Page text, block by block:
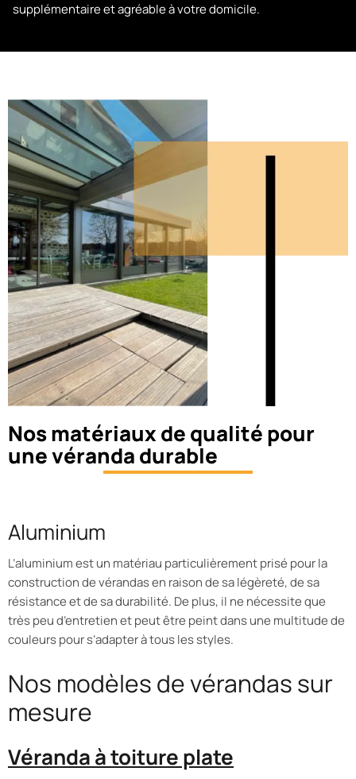
supplémentaire et agréable à votre domicile.
Nos matériaux de qualité pour
une véranda durable
Aluminium
L’aluminium est un matériau particulièrement prisé pour la
construction de vérandas en raison de sa légèreté, de sa
résistance et de sa durabilité. De plus, il ne nécessite que
très peu d’entretien et peut être peint dans une multitude de
couleurs pour s’adapter à tous les styles.
Nos modèles de vérandas sur
mesure
Véranda à toiture plate